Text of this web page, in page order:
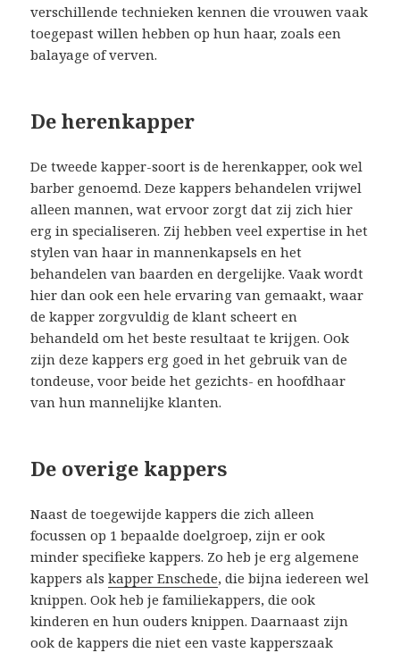
verschillende technieken kennen die vrouwen vaak
toegepast willen hebben op hun haar, zoals een
balayage of verven.
De herenkapper
De tweede kapper-soort is de herenkapper, ook wel
barber genoemd. Deze kappers behandelen vrijwel
alleen mannen, wat ervoor zorgt dat zij zich hier
erg in specialiseren. Zij hebben veel expertise in het
stylen van haar in mannenkapsels en het
behandelen van baarden en dergelijke. Vaak wordt
hier dan ook een hele ervaring van gemaakt, waar
de kapper zorgvuldig de klant scheert en
behandeld om het beste resultaat te krijgen. Ook
zijn deze kappers erg goed in het gebruik van de
tondeuse, voor beide het gezichts- en hoofdhaar
van hun mannelijke klanten.
De overige kappers
Naast de toegewijde kappers die zich alleen
focussen op 1 bepaalde doelgroep, zijn er ook
minder specifieke kappers. Zo heb je erg algemene
kappers alskapper Enschede, die bijna iedereen wel
knippen. Ook heb je familiekappers, die ook
kinderen en hun ouders knippen. Daarnaast zijn
ook de kappers die niet een vaste kapperszaak